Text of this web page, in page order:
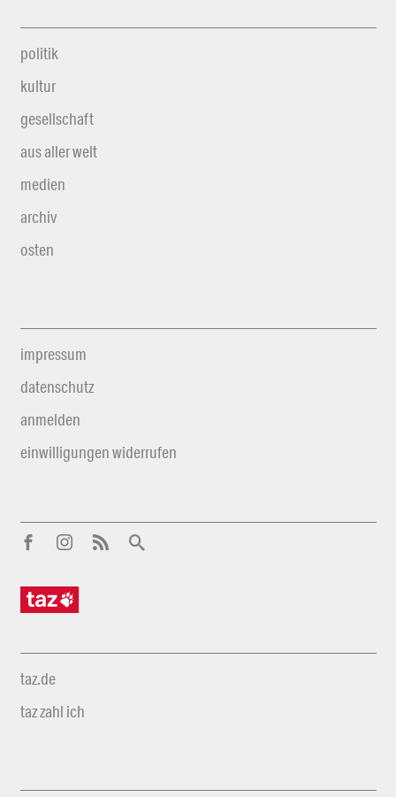
politik
kultur
gesellschaft
aus aller welt
medien
archiv
osten
impressum
datenschutz
anmelden
einwilligungen widerrufen
taz.de
taz zahl ich